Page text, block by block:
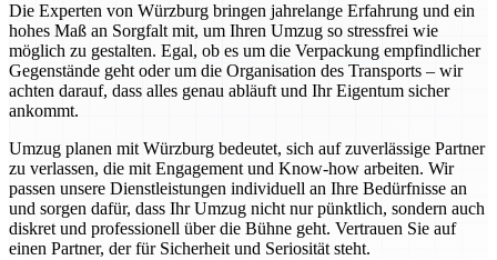
Die Experten von Würzburg bringen jahrelange Erfahrung und ein
hohes Maß an Sorgfalt mit, um Ihren Umzug so stressfrei wie
möglich zu gestalten. Egal, ob es um die Verpackung empfindlicher
Gegenstände geht oder um die Organisation des Transports – wir
achten darauf, dass alles genau abläuft und Ihr Eigentum sicher
ankommt.
Umzug planen mit Würzburg bedeutet, sich auf zuverlässige Partner
zu verlassen, die mit Engagement und Know-how arbeiten. Wir
passen unsere Dienstleistungen individuell an Ihre Bedürfnisse an
und sorgen dafür, dass Ihr Umzug nicht nur pünktlich, sondern auch
diskret und professionell über die Bühne geht. Vertrauen Sie auf
einen Partner, der für Sicherheit und Seriosität steht.